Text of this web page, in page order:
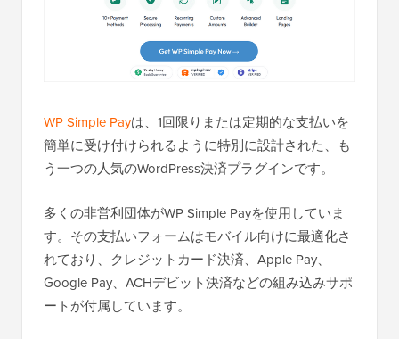
WP Simple Payは、1回限りまたは定期的な支払いを
簡単に受け付けられるように特別に設計された、も
う一つの人気のWordPress決済プラグインです。
多くの非営利団体がWP Simple Payを使用していま
す。その支払いフォームはモバイル向けに最適化さ
れており、クレジットカード決済、Apple Pay、
Google Pay、ACHデビット決済などの組み込みサポ
ートが付属しています。